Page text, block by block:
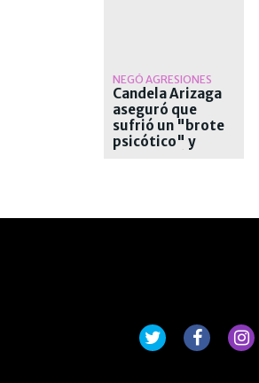
NEGÓ AGRESIONES
Candela Arizaga
aseguró que
sufrió un "brote
psicótico" y